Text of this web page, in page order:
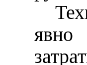
явно